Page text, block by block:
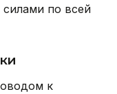
по всей
к